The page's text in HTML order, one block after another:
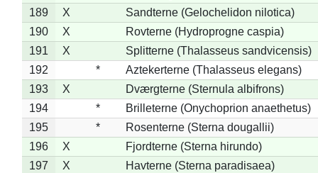
189
X
Sandterne (Gelochelidon nilotica)
190
X
Rovterne (Hydroprogne caspia)
191
X
Splitterne (Thalasseus sandvicensis)
192
*
Aztekerterne (Thalasseus elegans)
193
X
Dværgterne (Sternula albifrons)
194
*
Brilleterne (Onychoprion anaethetus)
195
*
Rosenterne (Sterna dougallii)
196
X
Fjordterne (Sterna hirundo)
197
X
Havterne (Sterna paradisaea)